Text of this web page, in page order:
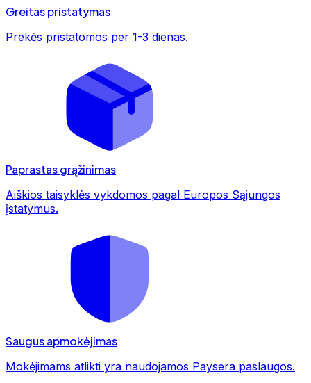
Greitas pristatymas
Prekės pristatomos per 1-3 dienas.
Paprastas grąžinimas
Aiškios taisyklės vykdomos pagal Europos Sąjungos
įstatymus.
Saugus apmokėjimas
Mokėjimams atlikti yra naudojamos Paysera paslaugos.